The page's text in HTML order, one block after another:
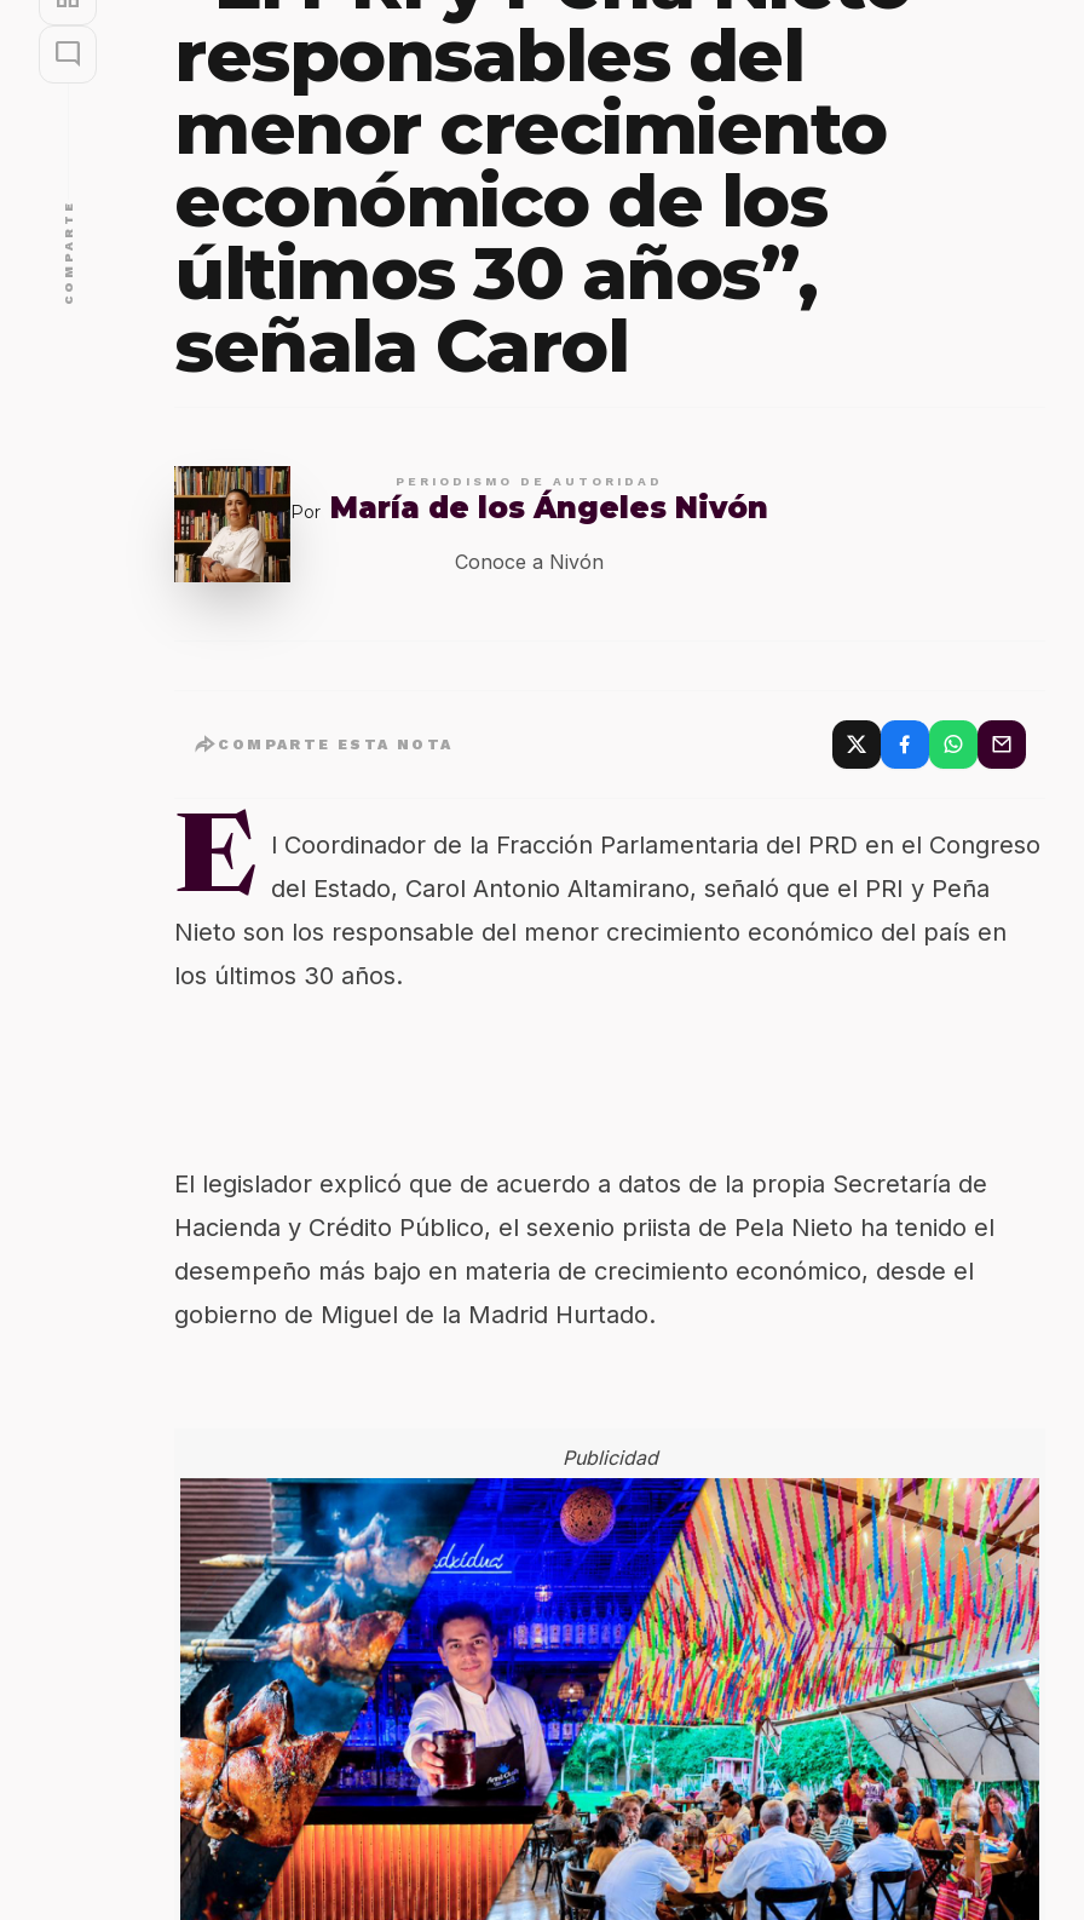
mode_comment
COMPARTE
responsables del
menor crecimiento
económico de los
últimos 30 años”,
señala Carol
PERIODISMO DE AUTORIDAD
Por María de los Ángeles Nivón
Conoce a Nivón
COMPARTE ESTA NOTA
E
l Coordinador de la Fracción Parlamentaria del PRD en el Congreso
del Estado, Carol Antonio Altamirano, señaló que el PRI y Peña
Nieto son los responsable del menor crecimiento económico del país en
los últimos 30 años.
El legislador explicó que de acuerdo a datos de la propia Secretaría de
Hacienda y Crédito Público, el sexenio priista de Pela Nieto ha tenido el
desempeño más bajo en materia de crecimiento económico, desde el
gobierno de Miguel de la Madrid Hurtado.
Publicidad